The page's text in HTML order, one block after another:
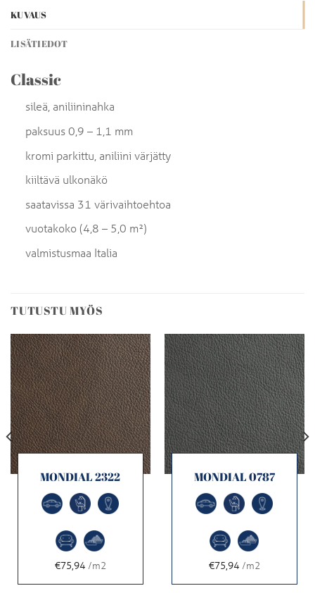
KUVAUS
LISÄTIEDOT
Classic
sileä, aniliininahka
paksuus 0,9 – 1,1 mm
kromi parkittu, aniliini värjätty
kiiltävä ulkonäkö
saatavissa 31 värivaihtoehtoa
vuotakoko (4,8 – 5,0 m²)
valmistusmaa Italia
TUTUSTU MYÖS
MONDIAL 2322
€75,94/m2
MONDIAL 0787
€75,94/m2